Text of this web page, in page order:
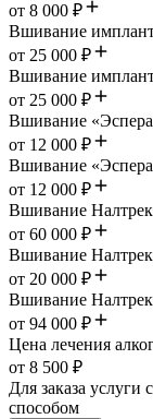
от 8 000 ₽
Вшивание
от 25 000 ₽
Вшивание
от 25 000 ₽
Вшивание
от 12 000 ₽
Вшивание
от 12 000 ₽
Вшивание
от 60 000 ₽
Вшивание
от 20 000 ₽
Вшивание
от 94 000 ₽
Цена лечения
от 8 500 ₽
Для заказа услуги
способом